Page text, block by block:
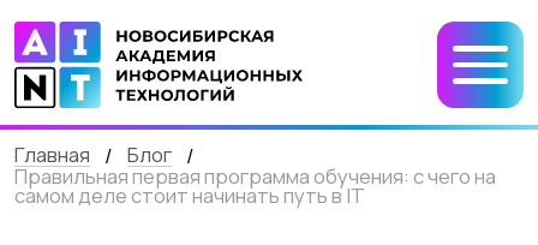
Главная / Блог /
Правильная первая программа обучения: с чего на
самом деле стоит начинать путь в IT